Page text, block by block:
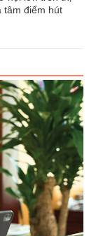
tâm điểm hút